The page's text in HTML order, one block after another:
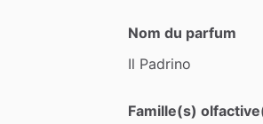
Nom du parfum
Il Padrino
Famille(s)